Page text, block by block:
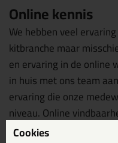
Online kennis
We hebben veel
kitbranche maar
en ervaring in de online
in huis met ons team
ervaring die onze
niveau. Online
geen ander.
Cookies